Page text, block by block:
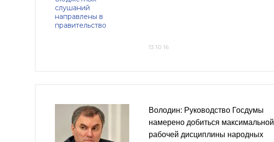
13.10.16
Володин: Руководство Госдумы
намерено добиться максимальной
рабочей дисциплины народных